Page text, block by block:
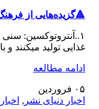
🔺️گزیده‌هایی از
۱..آنتروتوکسین:
غذایی تولید میکنند
ادامه مطالعه
۰۵ فروردین
اخبار دنیای نشر ,